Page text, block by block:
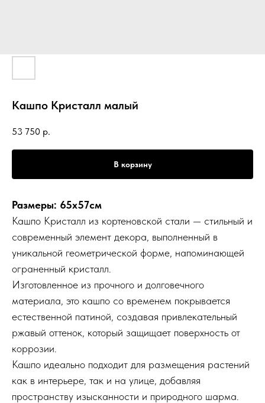
Кашпо Кристалл малый
53 750 р.
В корзину
Размеры: 65х57см
Кашпо Кристалл из кортеновской стали — стильный и
современный элемент декора, выполненный в
уникальной геометрической форме, напоминающей
ограненный кристалл.
Изготовленное из прочного и долговечного
материала, это кашпо со временем покрывается
естественной патиной, создавая привлекательный
ржавый оттенок, который защищает поверхность от
коррозии.
Кашпо идеально подходит для размещения растений
как в интерьере, так и на улице, добавляя
пространству изысканности и природного шарма.